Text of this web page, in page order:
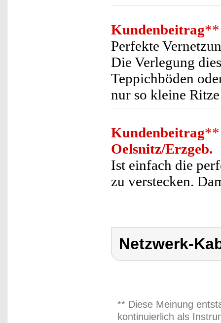
Kundenbeitrag**
Perfekte
Die Verlegung
Teppichböden
nur so kleine
Kundenbeitrag**
Oelsnitz/Erzgeb.
Ist einfach die
zu verstecken.
Netzwerk-
** Diese Meinung
kontinuierlich als